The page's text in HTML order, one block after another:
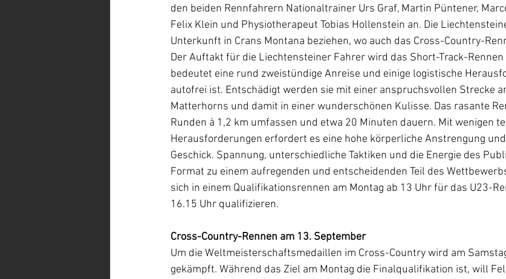
den beiden Rennfahrern Nationaltrainer Urs Graf, Martin Püntener,
Felix Klein und Physiotherapeut Tobias Hollenstein an. Die
Unterkunft in Crans Montana beziehen, wo auch das Cross-Country-
Der Auftakt für die Liechtensteiner Fahrer wird das Short-Track-
bedeutet eine rund zweistündige Anreise und einige logistische
autofrei ist. Entschädigt werden sie mit einer anspruchsvollen Strecke
Matterhorns und damit in einer wunderschönen Kulisse. Das rasante
Runden à 1,2 km umfassen und etwa 20 Minuten dauern. Mit wenigen
Herausforderungen erfordert es eine hohe körperliche Anstrengung
Geschick. Spannung, unterschiedliche Taktiken und die Energie des
Format zu einem aufregenden und entscheidenden Teil des
sich in einem Qualifikationsrennen am Montag ab 13 Uhrfür das U23-
16.15 Uhr qualifizieren.
Cross-Country-Rennen am 13. September
Um die Weltmeisterschaftsmedaillen im Cross-Country wird am
gekämpft. Während das Ziel am Montag die Finalqualifikation ist, will